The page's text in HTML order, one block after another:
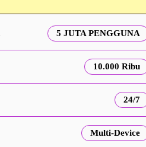
5 JUTA PENGGUNA
10.000 Ribu
24/7
Multi-Device